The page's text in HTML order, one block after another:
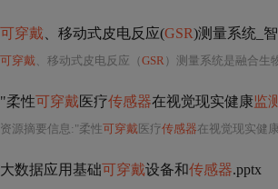
可穿戴 、移动式皮电反应(GSR)测量系统_
可穿戴、移动式皮电反应（GSR）测量系统是融合生
"柔性可穿戴医疗传感器在视觉现实健康监测
资源摘要信息:"柔性可穿戴医疗传感器在视觉现实健康
大数据应用基础可穿戴设备和传感器.pptx